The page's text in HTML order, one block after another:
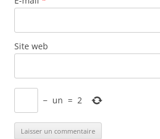
Site web
− un = 2